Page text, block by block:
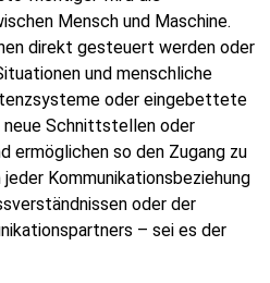
Mensch und Maschine.
direkt gesteuert werden oder
und menschliche
oder eingebettete
Schnittstellen oder
ermöglichen so den Zugang zu
Kommunikationsbeziehung
oder der
– sei es der